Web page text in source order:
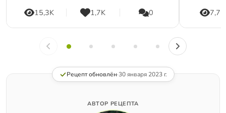
15,3K 1,7K 0 7,7K
Рецепт обновлён·30 января 2023 г.
АВТОР РЕЦЕПТА